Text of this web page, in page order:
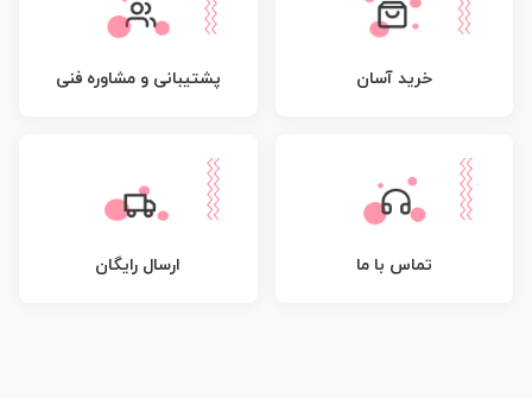
خرید آسان پشتیبانی و مشاوره فنی
تماس با ما ارسال رایگان